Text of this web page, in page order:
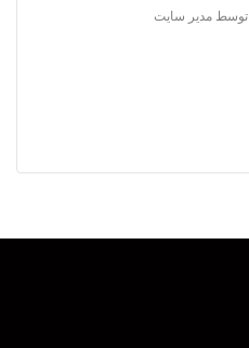
توسط مدیر سایت